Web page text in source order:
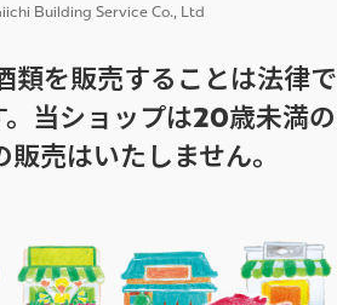
Building Service Co., Ltd
類を販売することは法律で
。当ショップは20歳未満の
売はいたしません。